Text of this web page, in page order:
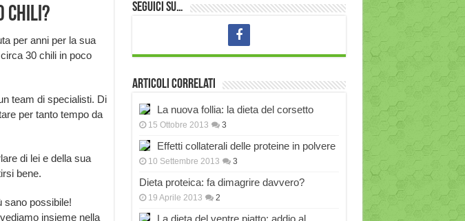
chili?
per anni per la sua
30 chili in poco
team di specialisti. Di
per tanto tempo da
di lei e della sua
bene.
sano possibile!
insieme nella
Seguici su…
Articoli correlati
La nuova follia: la dieta del corsetto
15 Ottobre 2013 3
Effetti collaterali delle proteine in polvere
10 Settembre 2013 3
Dieta proteica: fa dimagrire davvero?
19 Aprile 2013 2
La dieta del ventre piatto: addio al